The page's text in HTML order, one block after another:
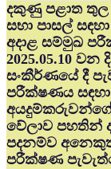
දකුණු පළාත තුල
සභා පාසල්
අදාළ සම්මුඛ
2025.05.10 වන
සංකීර්ණයේ දී
පරීක්ෂණය සඳහා
වේලාව පහතින්
පදනම්ව
පරීක්ෂණ